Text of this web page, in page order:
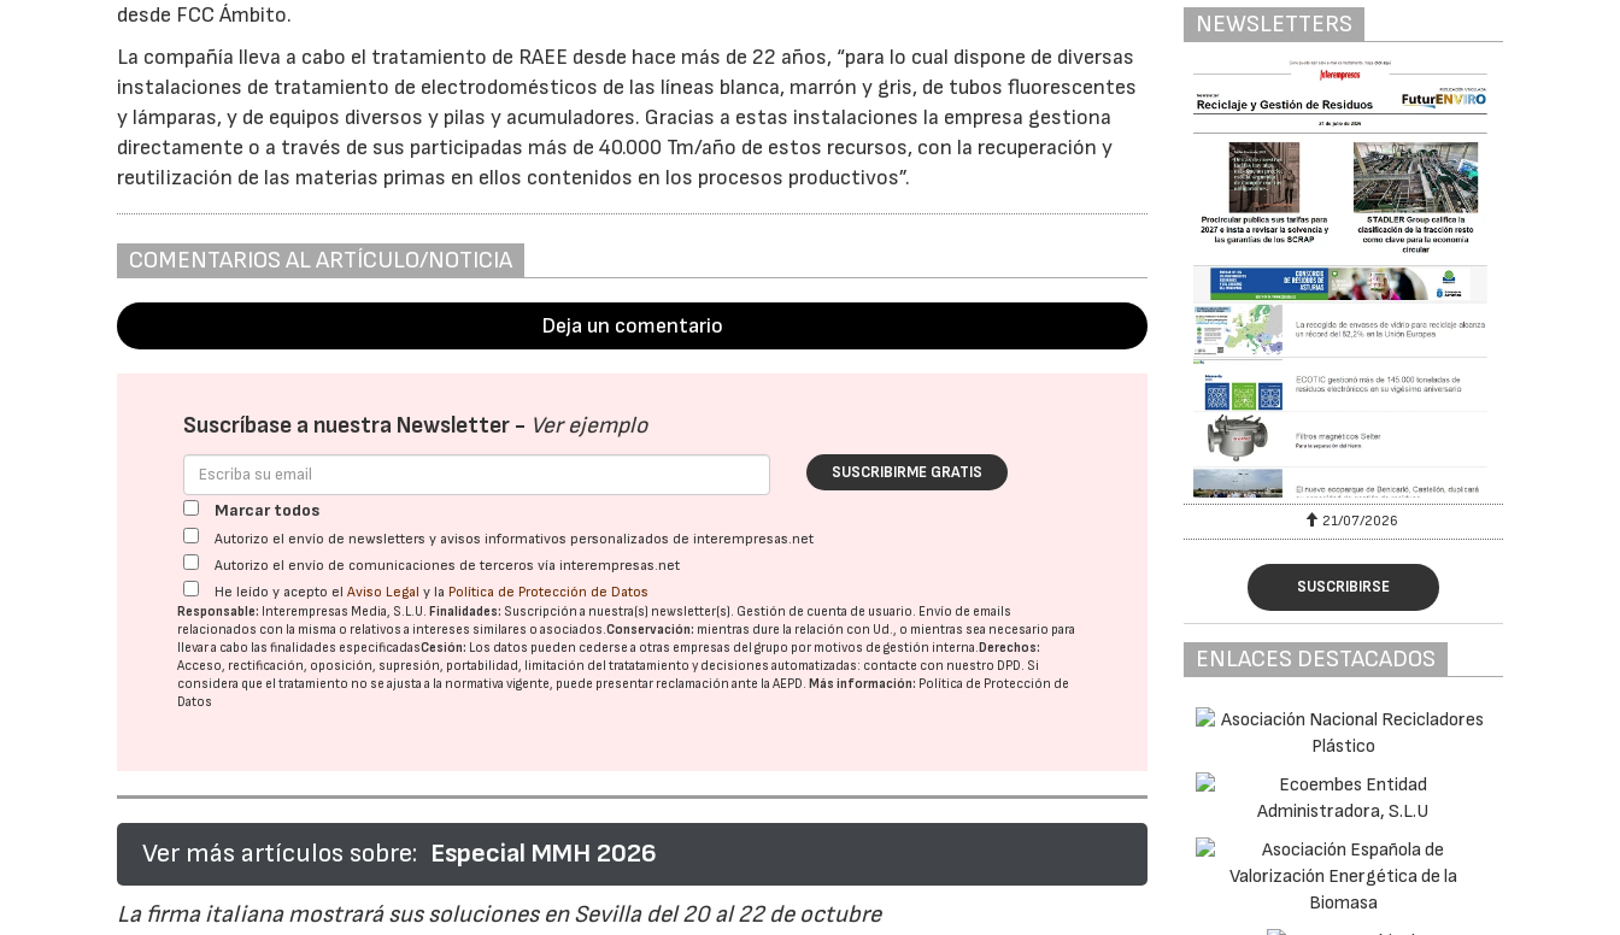
desde FCC Ámbito.
La compañía lleva a cabo el tratamiento de RAEE desde hace más de 22 años, “para lo cual dispone de diversas
instalaciones de tratamiento de electrodomésticos de las líneas blanca, marrón y gris, de tubos fluorescentes
y lámparas, y de equipos diversos y pilas y acumuladores. Gracias a estas instalaciones la empresa gestiona
directamente o a través de sus participadas más de 40.000 Tm/año de estos recursos, con la recuperación y
reutilización de las materias primas en ellos contenidos en los procesos productivos”.
COMENTARIOS AL ARTÍCULO/NOTICIA
Deja un comentario
Suscríbase a nuestra Newsletter - Ver ejemplo
SUSCRIBIRME GRATIS
Marcar todos
Autorizo el envío de newsletters y avisos informativos personalizados de interempresas.net
Autorizo el envío de comunicaciones de terceros vía interempresas.net
He leído y acepto elAviso Legal y la Política de Protección de Datos
Responsable: Interempresas Media, S.L.U.Finalidades: Suscripción a nuestra(s) newsletter(s). Gestión de cuenta de usuario. Envío de emails
relacionados con la misma o relativos a intereses similares o asociados.Conservación: mientras dure la relación con Ud., o mientras sea necesario para
llevar a cabo las finalidades especificadasCesión: Los datos pueden cederse a otras empresas del grupo por motivos de gestión interna.Derechos:
Acceso, rectificación, oposición, supresión, portabilidad, limitación del tratatamiento y decisiones automatizadas: contacte con nuestro DPD. Si
considera que el tratamiento no se ajusta a la normativa vigente, puede presentar reclamación ante laAEPD.Más información: Política de Protección de
Datos
Ver más artículos sobre: Especial MMH 2026
La firma italiana mostrará sus soluciones en Sevilla del 20 al 22 de octubre
NEWSLETTERS
21/07/2026
SUSCRIBIRSE
ENLACES DESTACADOS